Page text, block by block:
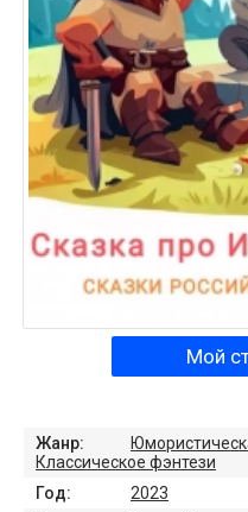
Мой
Жанр:
Классическое фэнтези
Год:
2023